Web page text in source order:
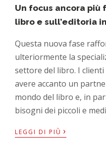
Un focus ancora
libro e sull’editoria
Questa nuova fase
ulteriormente la
settore del libro. I
avere accanto un
mondo del libro e, in
bisogni dei piccoli e
LEGGI DI PIÙ ›